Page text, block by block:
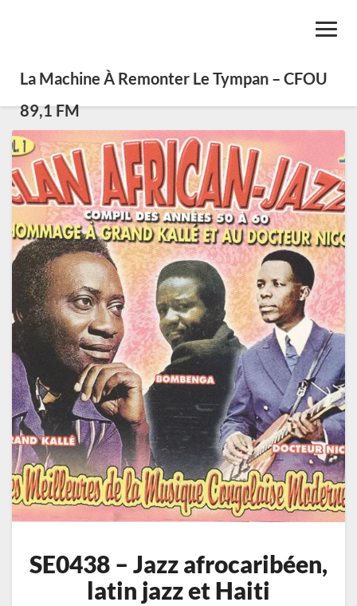
Toggle
La Machine À Remonter Le Tympan – CFOU
89,1 FM
SE0438
–
Jazz
afrocaribéen,
latin
jazz
et
Haiti
SE0438 – Jazz afrocaribéen,
latin jazz et Haiti